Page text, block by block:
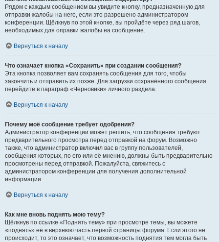
Рядом с каждым сообщением вы увидите кнопку, предназначенную для
отправки жалобы на него, если это разрешено администратором
конференции. Щёлкнув по этой кнопке, вы пройдёте через ряд шагов,
необходимых для оправки жалобы на сообщение.
Вернуться к началу
Что означает кнопка «Сохранить» при создании сообщения?
Эта кнопка позволяет вам сохранять сообщения для того, чтобы
закончить и отправить их позже. Для загрузки сохранённого сообщения
перейдите в параграф «Черновики» личного раздела.
Вернуться к началу
Почему моё сообщение требует одобрения?
Администратор конференции может решить, что сообщения требуют
предварительного просмотра перед отправкой на форум. Возможно
также, что администратор включил вас в группу пользователей,
сообщения которых, по его или её мнению, должны быть предварительно
просмотрены перед отправкой. Пожалуйста, свяжитесь с
администратором конференции для получения дополнительной
информации.
Вернуться к началу
Как мне вновь поднять мою тему?
Щёлкнув по ссылке «Поднять тему» при просмотре темы, вы можете
«поднять» её в верхнюю часть первой страницы форума. Если этого не
происходит, то это означает, что возможность поднятия тем могла быть